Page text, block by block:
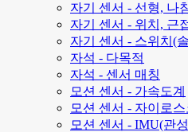
자기 센서 - 선형, 나
자기 센서 - 위치, 근
자기 센서 - 스위치(
자석 - 다목적
자석 - 센서 매칭
모션 센서 - 가속도계
모션 센서 - 자이로스
모션 센서 - IMU(관